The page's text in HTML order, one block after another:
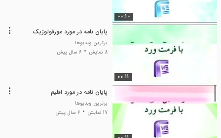
00:10
00:11
پایان نامه در مورد مورفولوژیک
برترین ویدیوها
8 نمایش
6 سال پیش
پایان نامه در مورد اقلیم
برترین ویدیوها
17 نمایش
6 سال پیش